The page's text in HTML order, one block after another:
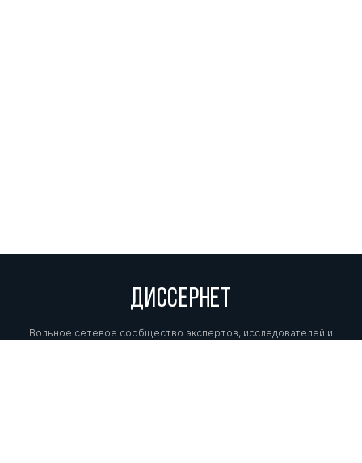
ДИССЕРНЕТ
Вольное сетевое сообщество экспертов, исследователей и